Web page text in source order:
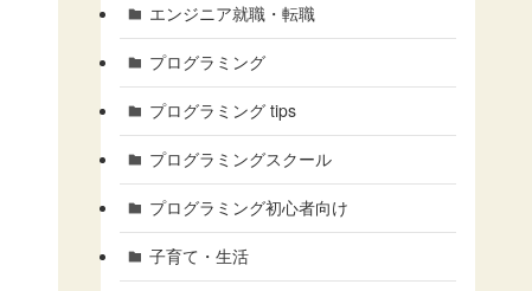
エンジニア就職・転職
プログラミング
プログラミング tips
プログラミングスクール
プログラミング初心者向け
子育て・生活